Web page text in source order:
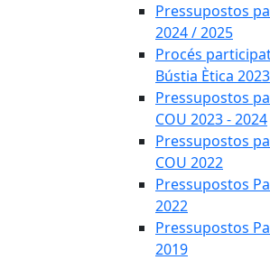
Pressupostos
2024 / 2025
Procés
Bústia Ètica 2023
Pressupostos
COU 2023 - 2024
Pressupostos
COU 2022
Pressupostos
2022
Pressupostos
2019